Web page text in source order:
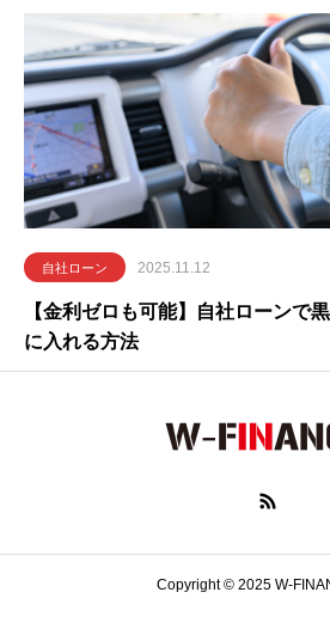
自社ローン 2025.11.12
【金利ゼロも可能】自社ローンで
に入れる方法
Copyright © 2025 W-